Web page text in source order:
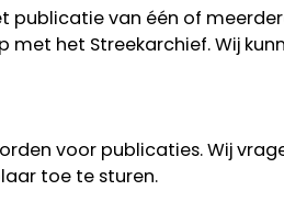
publicatie van één of
het Streekarchief. Wij
voor publicaties. Wij
toe te sturen.